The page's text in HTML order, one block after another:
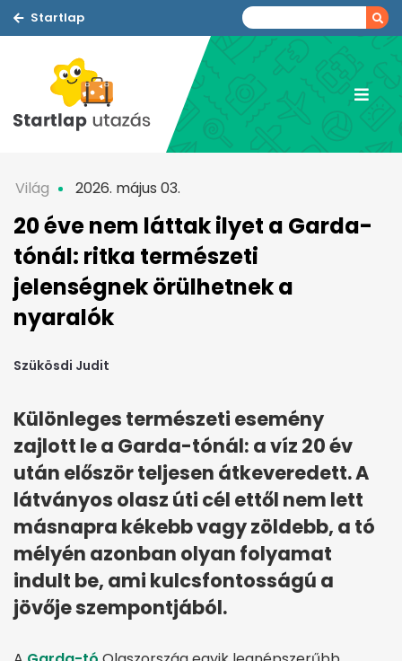
Startlap
Világ 2026. május 03.
20 éve nem láttak ilyet a Garda-
tónál: ritka természeti
jelenségnek örülhetnek a
nyaralók
Szükösdi Judit
Különleges természeti esemény
zajlott le a Garda-tónál: a víz 20 év
után először teljesen átkeveredett. A
látványos olasz úti cél ettől nem lett
másnapra kékebb vagy zöldebb, a tó
mélyén azonban olyan folyamat
indult be, ami kulcsfontosságú a
jövője szempontjából.